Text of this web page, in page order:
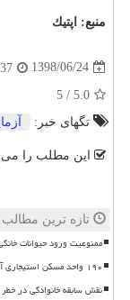
منبع: اپتیك
1398/06/24
5.0
/
5
تگهای خبر:
این مطلب را می
تازه ترین
ممنوعیت ورود حیوانات
۱۹۰ واحد مسکن استیجاری آماده واگذاری به زوج های جوان است
نقش سابقه خانوادگی در